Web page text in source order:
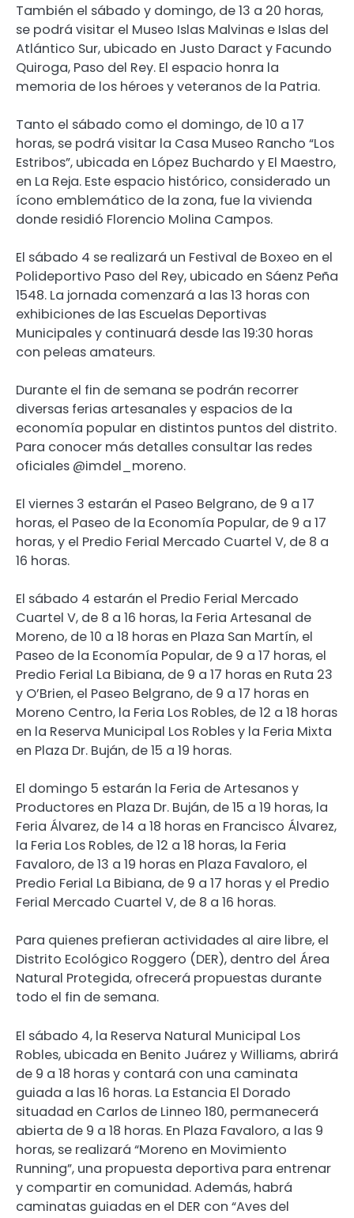
También el sábado y domingo, de 13 a 20 horas,
se podrá visitar el Museo Islas Malvinas e Islas del
Atlántico Sur, ubicado en Justo Daract y Facundo
Quiroga, Paso del Rey. El espacio honra la
memoria de los héroes y veteranos de la Patria.
Tanto el sábado como el domingo, de 10 a 17
horas, se podrá visitar la Casa Museo Rancho “Los
Estribos”, ubicada en López Buchardo y El Maestro,
en La Reja. Este espacio histórico, considerado un
ícono emblemático de la zona, fue la vivienda
donde residió Florencio Molina Campos.
El sábado 4 se realizará un Festival de Boxeo en el
Polideportivo Paso del Rey, ubicado en Sáenz Peña
1548. La jornada comenzará a las 13 horas con
exhibiciones de las Escuelas Deportivas
Municipales y continuará desde las 19:30 horas
con peleas amateurs.
Durante el fin de semana se podrán recorrer
diversas ferias artesanales y espacios de la
economía popular en distintos puntos del distrito.
Para conocer más detalles consultar las redes
oficiales @imdel_moreno.
El viernes 3 estarán el Paseo Belgrano, de 9 a 17
horas, el Paseo de la Economía Popular, de 9 a 17
horas, y el Predio Ferial Mercado Cuartel V, de 8 a
16 horas.
El sábado 4 estarán el Predio Ferial Mercado
Cuartel V, de 8 a 16 horas, la Feria Artesanal de
Moreno, de 10 a 18 horas en Plaza San Martín, el
Paseo de la Economía Popular, de 9 a 17 horas, el
Predio Ferial La Bibiana, de 9 a 17 horas en Ruta 23
y O’Brien, el Paseo Belgrano, de 9 a 17 horas en
Moreno Centro, la Feria Los Robles, de 12 a 18 horas
en la Reserva Municipal Los Robles y la Feria Mixta
en Plaza Dr. Buján, de 15 a 19 horas.
El domingo 5 estarán la Feria de Artesanos y
Productores en Plaza Dr. Buján, de 15 a 19 horas, la
Feria Álvarez, de 14 a 18 horas en Francisco Álvarez,
la Feria Los Robles, de 12 a 18 horas, la Feria
Favaloro, de 13 a 19 horas en Plaza Favaloro, el
Predio Ferial La Bibiana, de 9 a 17 horas y el Predio
Ferial Mercado Cuartel V, de 8 a 16 horas.
Para quienes prefieran actividades al aire libre, el
Distrito Ecológico Roggero (DER), dentro del Área
Natural Protegida, ofrecerá propuestas durante
todo el fin de semana.
El sábado 4, la Reserva Natural Municipal Los
Robles, ubicada en Benito Juárez y Williams, abrirá
de 9 a 18 horas y contará con una caminata
guiada a las 16 horas. La Estancia El Dorado
situadad en Carlos de Linneo 180, permanecerá
abierta de 9 a 18 horas. En Plaza Favaloro, a las 9
horas, se realizará “Moreno en Movimiento
Running”, una propuesta deportiva para entrenar
y compartir en comunidad. Además, habrá
caminatas guiadas en el DER con “Aves del